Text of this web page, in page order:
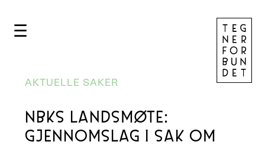
☰
AKTUELLE SAKER
NBKS LANDSMØTE:
GJENNOMSLAG I SAK OM